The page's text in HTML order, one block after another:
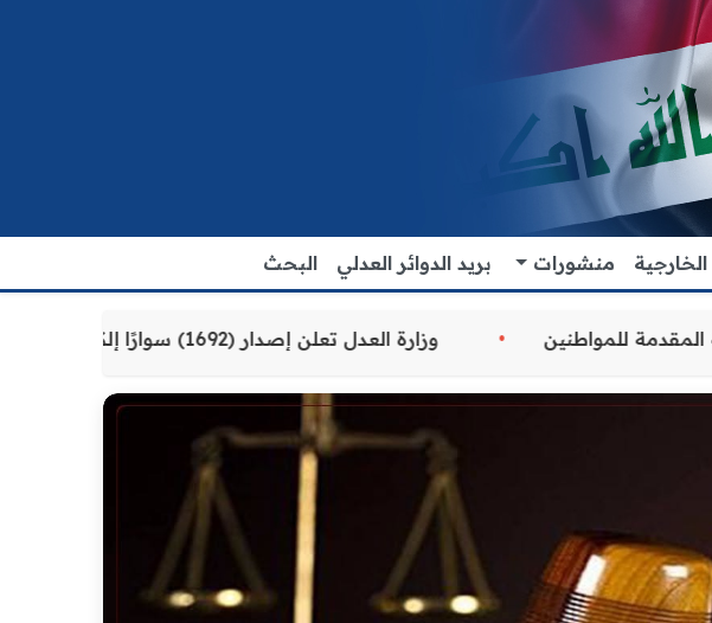
منشورات بريد الدوائر العدلي البحث
العدلية المقدمة للمواطنين وزارة العدل تعلن إصدار (1692) سوارًا إلكترونيًا لنزلاء سجن الناصرية المركزي لتنظيم التعاملات المالية داخل المؤسسات الإصلاحية